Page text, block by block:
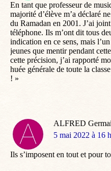
En tant que professeur de
majorité d’élève m’a déclaré
du Ramadan en 2001. J’ai
téléphone. Ils m’ont dit tous
indication en ce sens, mais
jeunes que mentir pendant
cette précision, j’ai rapporté
huée générale de toute la
! »
ALFRED
dit
5 mai 2022 à 16
Ils s’imposent en tout et pour